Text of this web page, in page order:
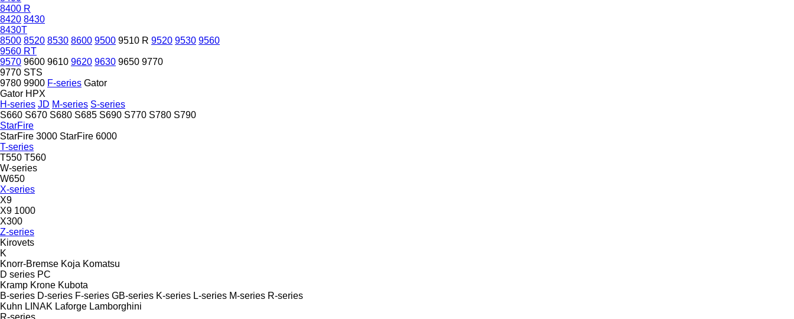
8400 R
8420 8430
8430T
8500 8520 8530 8600 9500 9510 R 9520 9530 9560
9560 RT
9570 9600 9610 9620 9630 9650 9770
9770 STS
9780 9900 F-series Gator
Gator HPX
H-series JD M-series S-series
S660 S670 S680 S685 S690 S770 S780 S790
StarFire
StarFire 3000 StarFire 6000
T-series
T550 T560
W-series
W650
X-series
X9
X9 1000
X300
Z-series
Kirovets
K
Knorr-Bremse Koja Komatsu
D series PC
Kramp Krone Kubota
B-series D-series F-series GB-series K-series L-series M-series R-series
Kuhn LINAK Laforge Lamborghini
R-series